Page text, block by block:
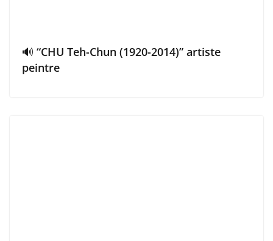
🔊 “CHU Teh-Chun (1920-2014)” artiste
peintre